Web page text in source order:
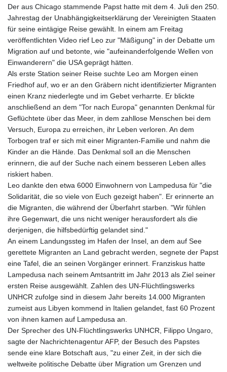
Der aus Chicago stammende Papst hatte mit dem 4. Juli den 250.
Jahrestag der Unabhängigkeitserklärung der Vereinigten Staaten
für seine eintägige Reise gewählt. In einem am Freitag
veröffentlichten Video rief Leo zur "Mäßigung" in der Debatte um
Migration auf und betonte, wie "aufeinanderfolgende Wellen von
Einwanderern" die USA geprägt hätten.
Als erste Station seiner Reise suchte Leo am Morgen einen
Friedhof auf, wo er an den Gräbern nicht identifizierter Migranten
einen Kranz niederlegte und im Gebet verharrte. Er blickte
anschließend an dem "Tor nach Europa" genannten Denkmal für
Geflüchtete über das Meer, in dem zahllose Menschen bei dem
Versuch, Europa zu erreichen, ihr Leben verloren. An dem
Torbogen traf er sich mit einer Migranten-Familie und nahm die
Kinder an die Hände. Das Denkmal soll an die Menschen
erinnern, die auf der Suche nach einem besseren Leben alles
riskiert haben.
Leo dankte den etwa 6000 Einwohnern von Lampedusa für "die
Solidarität, die so viele von Euch gezeigt haben". Er erinnerte an
die Migranten, die während der Überfahrt starben. "Wir fühlen
ihre Gegenwart, die uns nicht weniger herausfordert als die
derjenigen, die hilfsbedürftig gelandet sind."
An einem Landungssteg im Hafen der Insel, an dem auf See
gerettete Migranten an Land gebracht werden, segnete der Papst
eine Tafel, die an seinen Vorgänger erinnert. Franziskus hatte
Lampedusa nach seinem Amtsantritt im Jahr 2013 als Ziel seiner
ersten Reise ausgewählt. Zahlen des UN-Flüchtlingswerks
UNHCR zufolge sind in diesem Jahr bereits 14.000 Migranten
zumeist aus Libyen kommend in Italien gelandet, fast 60 Prozent
von ihnen kamen auf Lampedusa an.
Der Sprecher des UN-Flüchtlingswerks UNHCR, Filippo Ungaro,
sagte der Nachrichtenagentur AFP, der Besuch des Papstes
sende eine klare Botschaft aus, "zu einer Zeit, in der sich die
weltweite politische Debatte über Migration um Grenzen und